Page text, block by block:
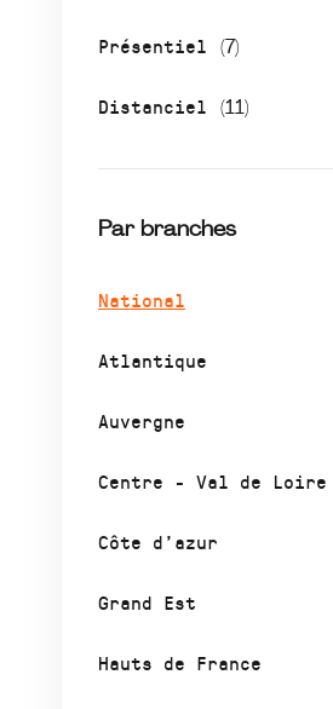
Présentiel (7)
Distanciel (11)
Par branches
National
Atlantique
Auvergne
Centre - Val de Loire
Côte d’azur
Grand Est
Hauts de France